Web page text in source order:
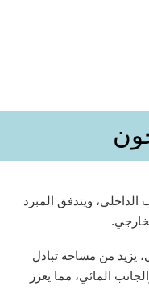
الداخلي، ويتدفق المبرد
يزيد من مساحة تبادل
المائي، مما يعزز